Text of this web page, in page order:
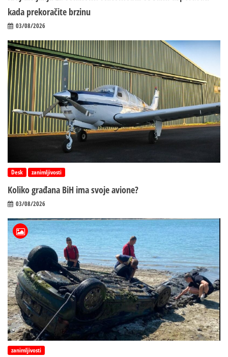
kada prekoračite brzinu
03/08/2026
Desk zanimljivosti
Koliko građana BiH ima svoje avione?
03/08/2026
zanimljivosti